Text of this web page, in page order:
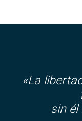
«La
sin él